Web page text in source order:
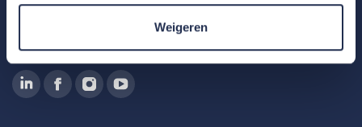
Weigeren